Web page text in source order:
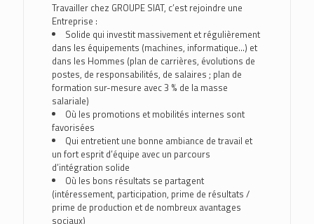
Travailler chez GROUPE SIAT, c’est rejoindre une
Entreprise :
Solide qui investit massivement et régulièrement
dans les équipements (machines, informatique…) et
dans les Hommes (plan de carrières, évolutions de
postes, de responsabilités, de salaires ; plan de
formation sur-mesure avec 3 % de la masse
salariale)
Où les promotions et mobilités internes sont
favorisées
Qui entretient une bonne ambiance de travail et
un fort esprit d’équipe avec un parcours
d’intégration solide
Où les bons résultats se partagent
(intéressement, participation, prime de résultats /
prime de production et de nombreux avantages
sociaux)